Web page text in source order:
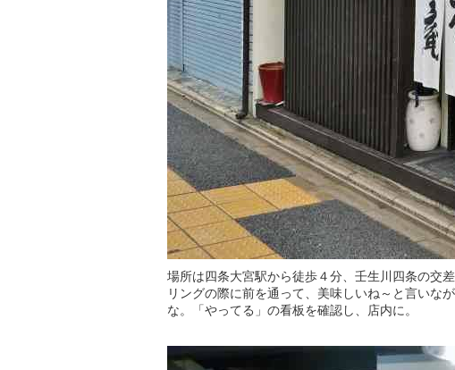
場所は四条大宮駅から徒歩４分、壬生川四条の交
リングの際に前を通って、美味しいね～と言いな
な。「やってる」の看板を確認し、店内に。